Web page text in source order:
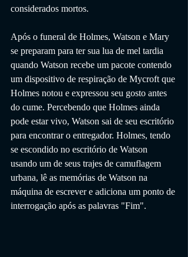
considerados mortos.
Após o funeral de Holmes, Watson e Mary
se preparam para ter sua lua de mel tardia
quando Watson recebe um pacote contendo
um dispositivo de respiração de Mycroft que
Holmes notou e expressou seu gosto antes
do cume. Percebendo que Holmes ainda
pode estar vivo, Watson sai de seu escritório
para encontrar o entregador. Holmes, tendo
se escondido no escritório de Watson
usando um de seus trajes de camuflagem
urbana, lê as memórias de Watson na
máquina de escrever e adiciona um ponto de
interrogação após as palavras "Fim".